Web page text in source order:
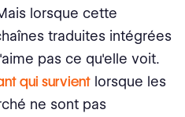
lorsque cette
traduites intégrées
pas ce qu'elle voit.
qui survient lorsque les
ne sont pas